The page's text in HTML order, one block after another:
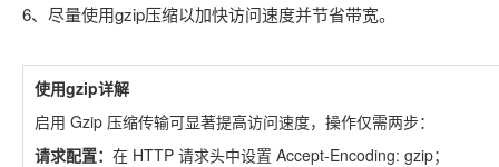
6、尽量使用gzip压缩以加快访问速度并节省带宽。
使用gzip详解
启用 Gzip 压缩传输可显著提高访问速度，操作仅需两步：
请求配置： 在 HTTP 请求头中设置 Accept-Encoding: gzip；